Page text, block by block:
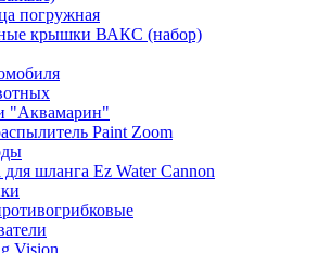
погружная
крышки ВАКС (набор)
"Аквамарин"
Paint Zoom
для шланга Ez Water Cannon
Vision